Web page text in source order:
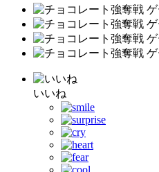
いいね